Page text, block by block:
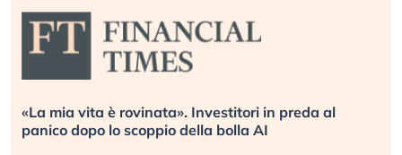
«La mia vita è rovinata». Investitori in preda al
panico dopo lo scoppio della bolla AI